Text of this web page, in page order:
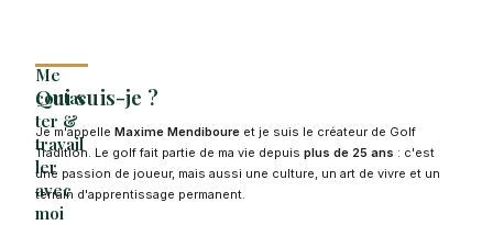
Me
contac
ter &
travail
ler
avec
moi
Qui suis-je ?
Je m'appelle Maxime Mendiboure et je suis le créateur de Golf
Tradition. Le golf fait partie de ma vie depuis plus de 25 ans : c'est
une passion de joueur, mais aussi une culture, un art de vivre et un
terrain d'apprentissage permanent.